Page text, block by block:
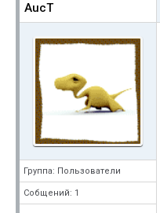
AucT
Группа: Пользователи
Собщений: 1